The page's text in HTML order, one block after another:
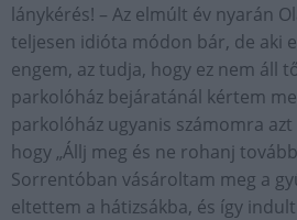
lánykérés! – Az elmúlt év nyarán
teljesen idióta módon bár, de aki
engem, az tudja, hogy ez nem áll
parkolóház bejáratánál kértem
parkolóház ugyanis számomra
hogy „Állj meg és ne rohanj
Sorrentóban vásároltam meg a
eltettem a hátizsákba, és így